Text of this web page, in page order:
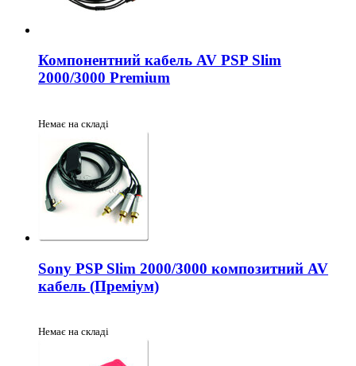
Компонентний кабель AV PSP Slim
2000/3000 Premium
Немає на складі
Sony PSP Slim 2000/3000 композитний AV
кабель (Преміум)
Немає на складі